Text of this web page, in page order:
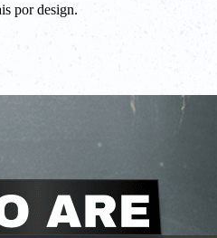
por design.